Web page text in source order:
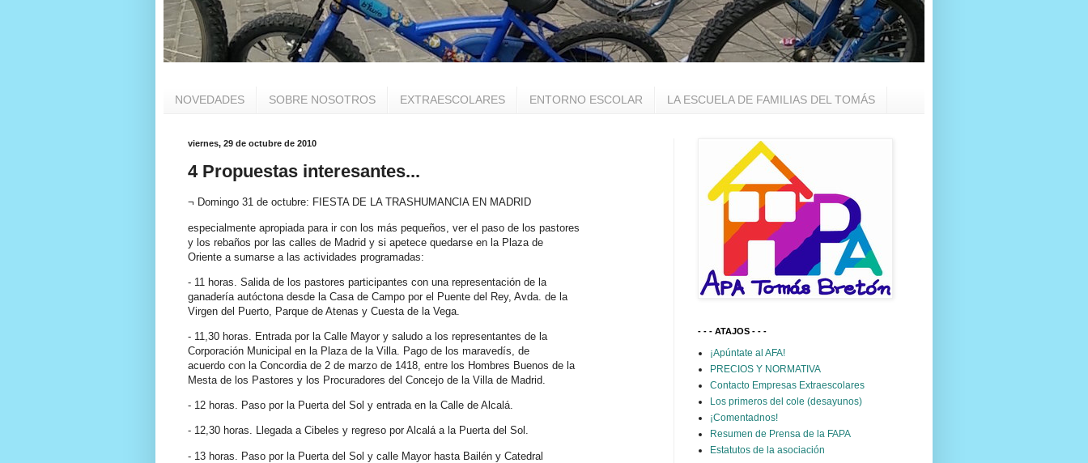
NOVEDADES SOBRE NOSOTROS EXTRAESCOLARES ENTORNO ESCOLAR LA ESCUELA DE FAMILIAS DEL TOMÁS
viernes, 29 de octubre de 2010
4 Propuestas interesantes...
¬ Domingo 31 de octubre: FIESTA DE LA TRASHUMANCIA EN MADRID
especialmente apropiada para ir con los más pequeños, ver el paso de los pastores
y los rebaños por las calles de Madrid y si apetece quedarse en la Plaza de
Oriente a sumarse a las actividades programadas:
- 11 horas. Salida de los pastores participantes con una representación de la
ganadería autóctona desde la Casa de Campo por el Puente del Rey, Avda. de la
Virgen del Puerto, Parque de Atenas y Cuesta de la Vega.
- 11,30 horas. Entrada por la Calle Mayor y saludo a los representantes de la
Corporación Municipal en la Plaza de la Villa. Pago de los maravedís, de
acuerdo con la Concordia de 2 de marzo de 1418, entre los Hombres Buenos de la
Mesta de los Pastores y los Procuradores del Concejo de la Villa de Madrid.
- 12 horas. Paso por la Puerta del Sol y entrada en la Calle de Alcalá.
- 12,30 horas. Llegada a Cibeles y regreso por Alcalá a la Puerta del Sol.
- 13 horas. Paso por la Puerta del Sol y calle Mayor hasta Bailén y Catedral
- - - ATAJOS - - -
¡Apúntate al AFA!
PRECIOS Y NORMATIVA
Contacto Empresas Extraescolares
Los primeros del cole (desayunos)
¡Comentadnos!
Resumen de Prensa de la FAPA
Estatutos de la asociación